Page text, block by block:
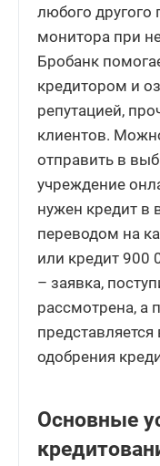
любого другого
монитора при
Бробанк
кредитором и
репутацией,
клиентов.
отправить в
учреждение
нужен кредит в
переводом на
или кредит 900
– заявка,
рассмотрена, а
одобрения
Основные